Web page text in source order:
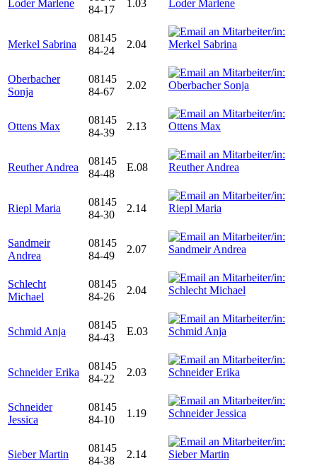
Loder Marlene
84-17
1.03
Merkel Sabrina
08145
84-24
2.04
Oberbacher
Sonja
08145
84-67
2.02
Ottens Max
08145
84-39
2.13
Reuther Andrea
08145
84-48
E.08
Riepl Maria
08145
84-30
2.14
Sandmeir
Andrea
08145
84-49
2.07
Schlecht
Michael
08145
84-26
2.04
Schmid Anja
08145
84-43
E.03
Schneider Erika
08145
84-22
2.03
Schneider
Jessica
08145
84-10
1.19
Sieber Martin
08145
84-38
2.14